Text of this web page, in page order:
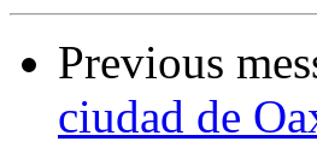
Previous
ciudad de